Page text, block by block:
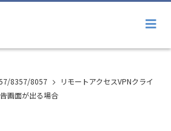
8357/8057
リモートアクセスVPNクライ
画面が出る場合